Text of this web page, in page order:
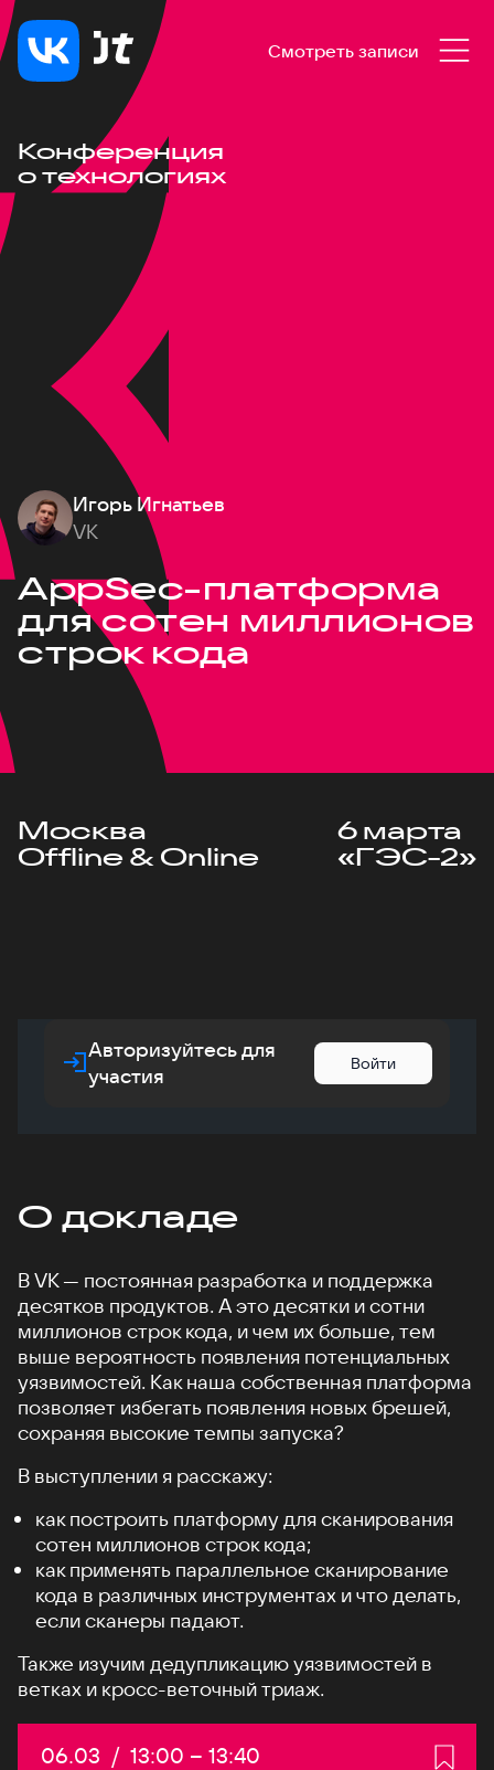
Смотреть записи
Конференция
о технологиях
Игорь Игнатьев
VK
AppSec-платформа
для сотен миллионов
строк кода
Москва
Offline & Online
6 марта
«ГЭС-2»
Авторизуйтесь для
участия
Войти
О докладе
В VK — постоянная разработка и поддержка
десятков продуктов. А это десятки и сотни
миллионов строк кода, и чем их больше, тем
выше вероятность появления потенциальных
уязвимостей. Как наша собственная платформа
позволяет избегать появления новых брешей,
сохраняя высокие темпы запуска?
В выступлении я расскажу:
как построить платформу для сканирования
сотен миллионов строк кода;
как применять параллельное сканирование
кода в различных инструментах и что делать,
если сканеры падают.
Также изучим дедупликацию уязвимостей в
ветках и кросс-веточный триаж.
Дата:
06.03 / Начало:
13:00 – Конец:
13:40